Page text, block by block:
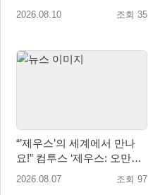
2026.08.10 조회 35
“’제우스’의 세계에서 만나
요!” 컴투스 ‘제우스: 오만의
신’ 쇼케이스 찾은 배우 박지
2026.08.07 조회 97